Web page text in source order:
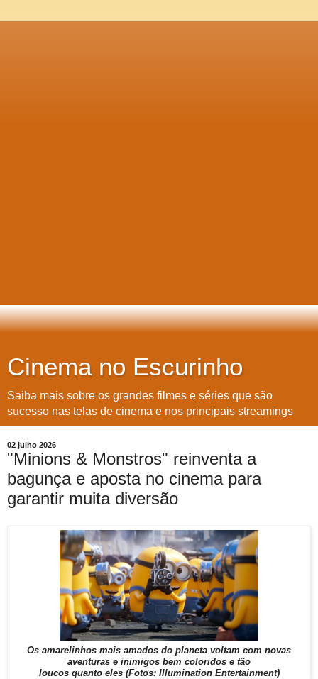
Cinema no Escurinho
Saiba mais sobre os grandes filmes e séries que são
sucesso nas telas de cinema e nos principais streamings
02 julho 2026
"Minions & Monstros" reinventa a
bagunça e aposta no cinema para
garantir muita diversão
Os amarelinhos mais amados do planeta voltam com novas
aventuras e inimigos bem coloridos e tão
loucos quanto eles (Fotos: Illumination Entertainment)